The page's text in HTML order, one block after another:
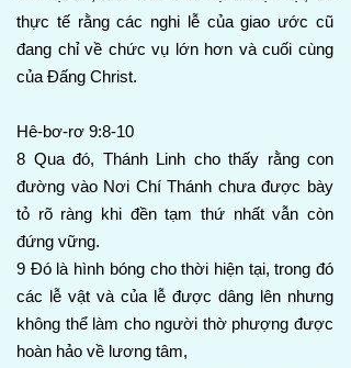
thực tế rằng các nghi lễ của giao ước cũ
đang chỉ về chức vụ lớn hơn và cuối cùng
của Đấng Christ.
Hê-bơ-rơ 9:8-10
8 Qua đó, Thánh Linh cho thấy rằng con
đường vào Nơi Chí Thánh chưa được bày
tỏ rõ ràng khi đền tạm thứ nhất vẫn còn
đứng vững.
9 Đó là hình bóng cho thời hiện tại, trong đó
các lễ vật và của lễ được dâng lên nhưng
không thể làm cho người thờ phượng được
hoàn hảo về lương tâm,